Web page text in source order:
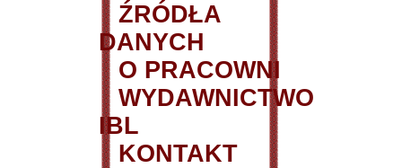
ŹRÓDŁA
DANYCH
O PRACOWNI
WYDAWNICTWO
IBL
KONTAKT